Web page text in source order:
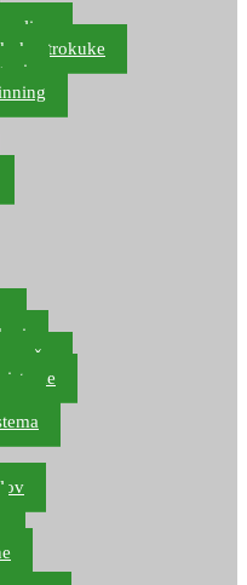
trokuke